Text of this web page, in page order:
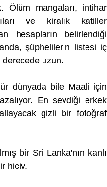
Ölüm mangaları, intihar
ve kiralık katiller
hesapların belirlendiği
şüphelilerin listesi iç
derecede uzun.
dünyada bile Maali için
En sevdiği erkek
gizli bir fotoğraf
bir Sri Lanka'nın kanlı
hiciv.